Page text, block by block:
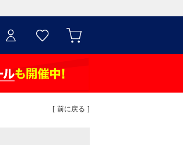
[ 前に戻る ]